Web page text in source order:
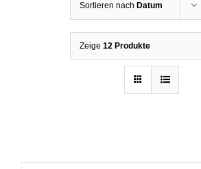
Sortieren nach Datum
Zeige 12 Produkte